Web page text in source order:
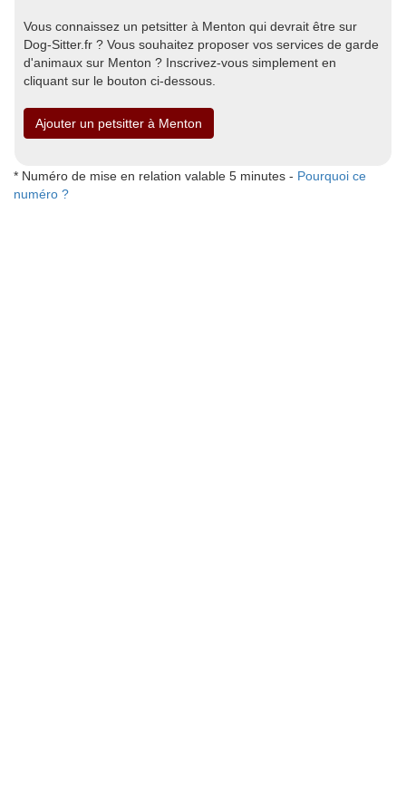
Vous connaissez un petsitter à Menton qui devrait être sur
Dog-Sitter.fr ? Vous souhaitez proposer vos services de garde
d'animaux sur Menton ? Inscrivez-vous simplement en
cliquant sur le bouton ci-dessous.
Ajouter un petsitter à Menton
* Numéro de mise en relation valable 5 minutes - Pourquoi ce
numéro ?